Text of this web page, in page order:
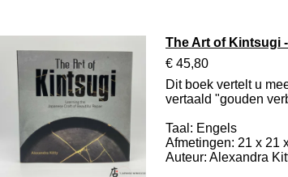
The Art of Kintsugi
€ 45,80
Dit boek vertelt u
vertaald "gouden
Taal: Engels
Afmetingen: 21 x 21
Auteur: Alexandra